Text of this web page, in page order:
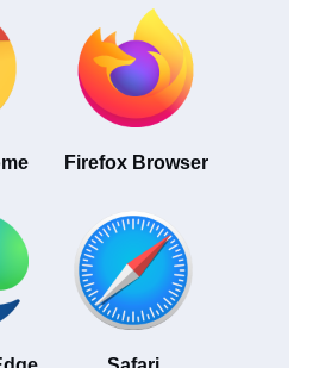
Firefox Browser